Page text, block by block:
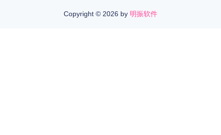
Copyright © 2026 by 明振软件